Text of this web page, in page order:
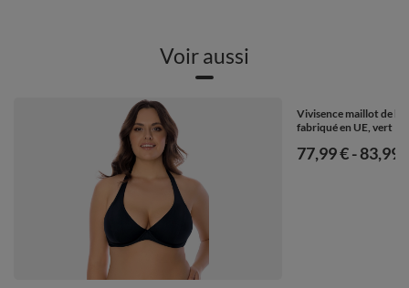
Voir aussi
Vivisence maillot de
fabriqué en UE, vert
de
77,99 €-vers
83,99